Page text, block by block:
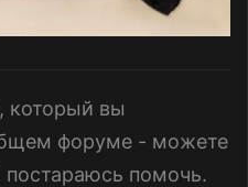
который вы
форуме - можете
помочь.